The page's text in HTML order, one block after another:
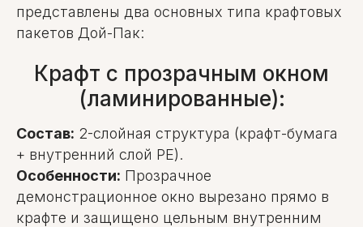
представлены два основных типа крафтовых
пакетов Дой-Пак:
Крафт с прозрачным окном
(ламинированные):
Состав: 2-слойная структура (крафт-бумага
+ внутренний слой PE).
Особенности: Прозрачное
демонстрационное окно вырезано прямо в
крафте и защищено цельным внутренним